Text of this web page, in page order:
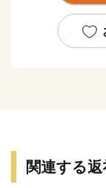
がたくさんあり
関連する